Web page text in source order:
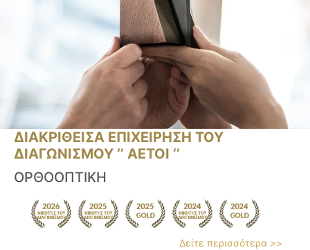
ΔΙΑΚΡΙΘΕΙΣΑ ΕΠΙΧΕΙΡΗΣΗ ΤΟΥ
ΔΙΑΓΩΝΙΣΜΟΥ ‘’ ΑΕΤΟΙ ‘’
ΟΡΘΟΟΠΤΙΚΗ
Δείτε περισσότερα >>